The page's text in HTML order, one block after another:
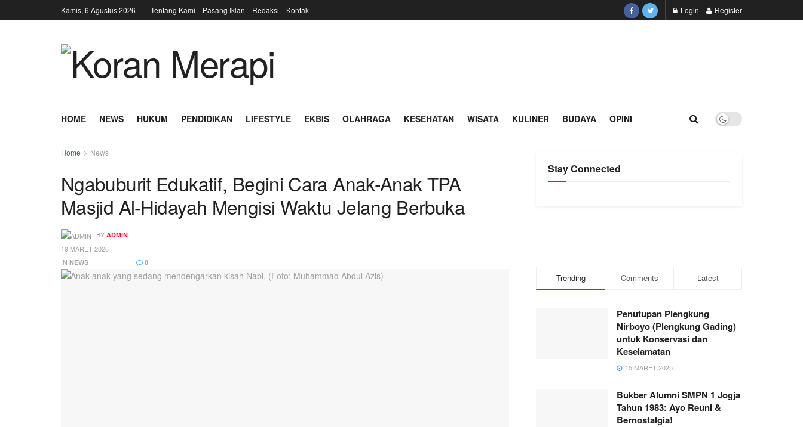
Kamis, 6 Agustus 2026 Tentang Kami Pasang Iklan Redaksi Kontak Login Register
HOME NEWS HUKUM PENDIDIKAN LIFESTYLE EKBIS OLAHRAGA KESEHATAN WISATA KULINER BUDAYA OPINI
Home News
Ngabuburit Edukatif, Begini Cara Anak-Anak TPA
Masjid Al-Hidayah Mengisi Waktu Jelang Berbuka
BY ADMIN
19 MARET 2026
IN NEWS 0
Stay Connected
Trending Comments Latest
Penutupan Plengkung
Nirboyo (Plengkung Gading)
untuk Konservasi dan
Keselamatan
15 MARET 2025
Bukber Alumni SMPN 1 Jogja
Tahun 1983: Ayo Reuni &
Bernostalgia!